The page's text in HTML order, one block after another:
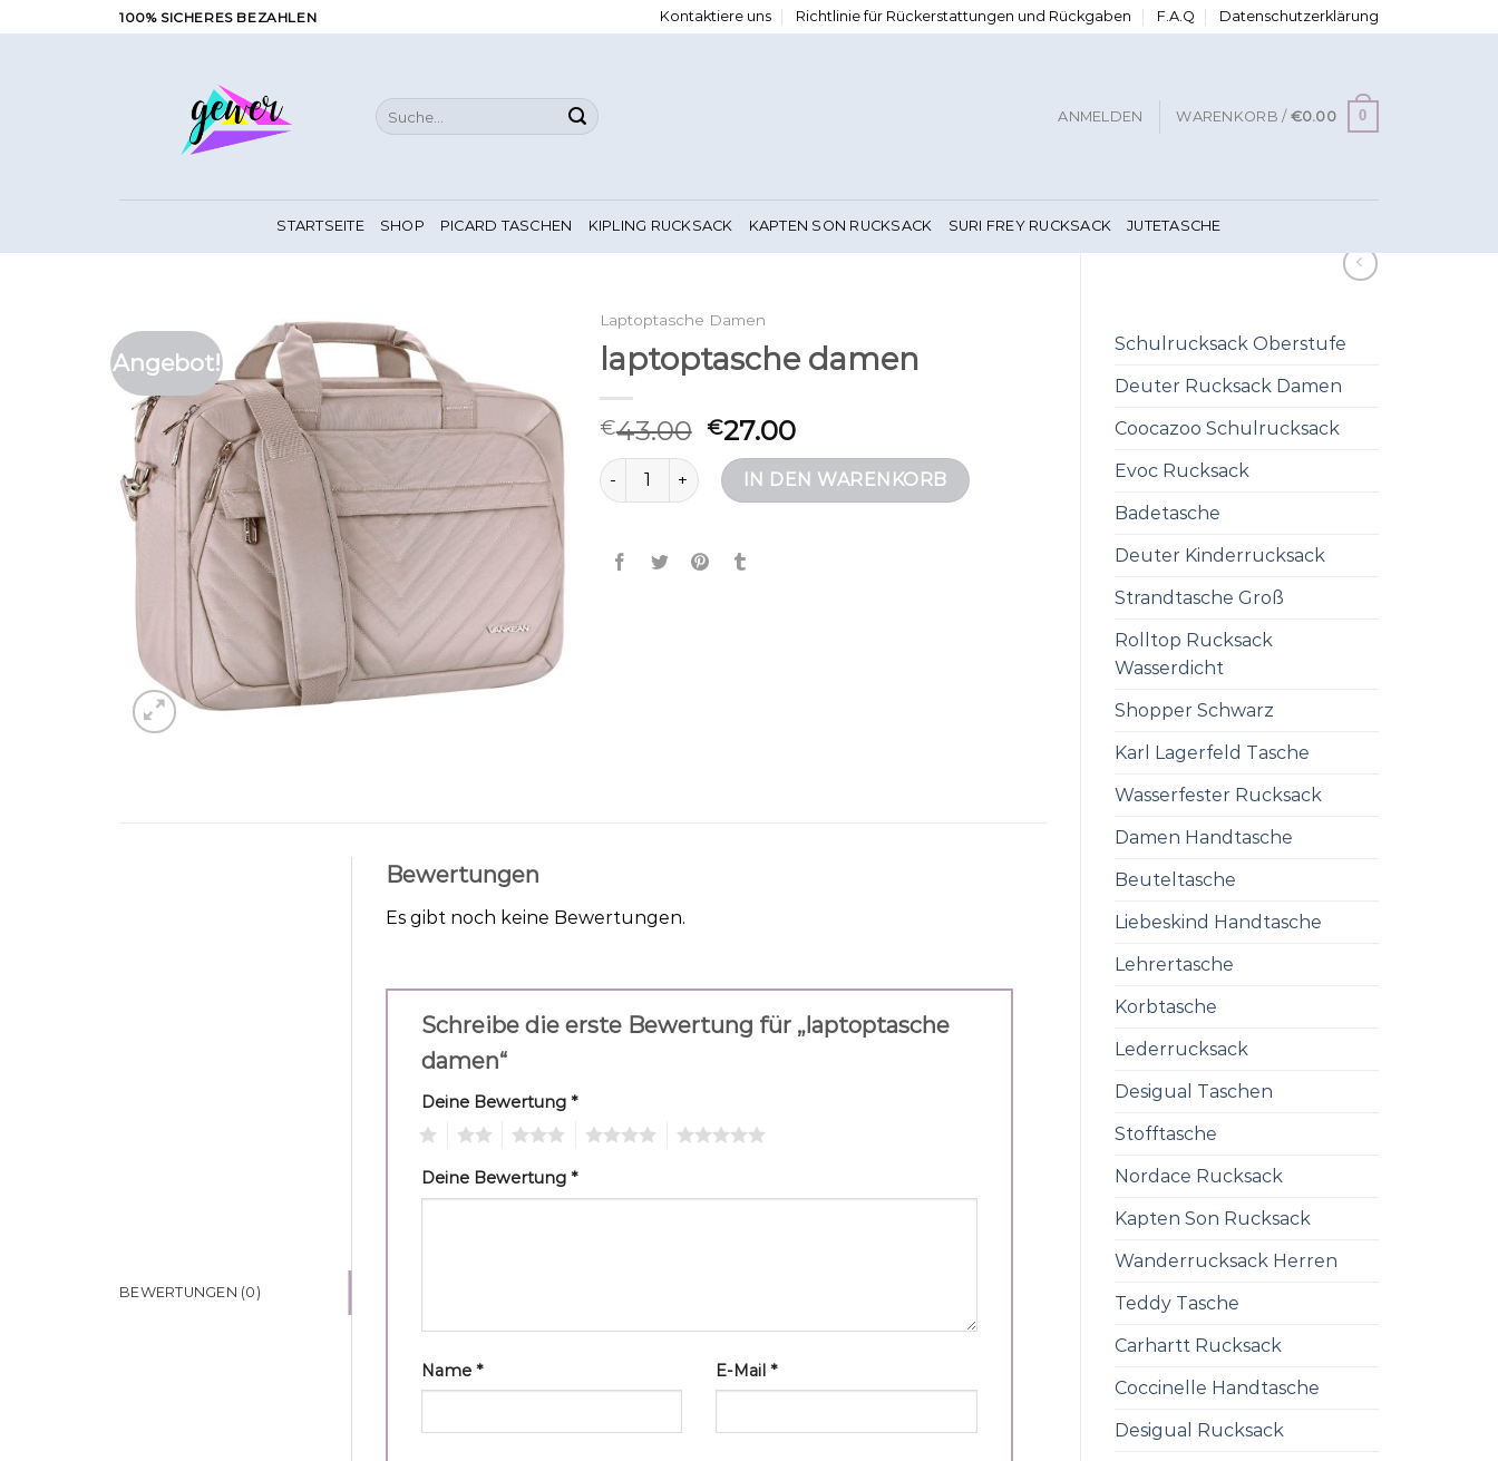
Inhalt
100% SICHERES BEZAHLEN Kontaktiere uns Richtlinie für Rückerstattungen und Rückgaben F.A.Q Datenschutzerklärung
Suche
nach:
ANMELDEN WARENKORB / €0.00 0
STARTSEITE SHOP PICARD TASCHEN KIPLING RUCKSACK KAPTEN SON RUCKSACK SURI FREY RUCKSACK JUTETASCHE
Schulrucksack Oberstufe
Deuter Rucksack Damen
Coocazoo Schulrucksack
Evoc Rucksack
Badetasche
Deuter Kinderrucksack
Strandtasche Groß
Rolltop Rucksack
Wasserdicht
Shopper Schwarz
Karl Lagerfeld Tasche
Wasserfester Rucksack
Damen Handtasche
Beuteltasche
Liebeskind Handtasche
Lehrertasche
Korbtasche
Lederrucksack
Desigual Taschen
Stofftasche
Nordace Rucksack
Kapten Son Rucksack
Wanderrucksack Herren
Teddy Tasche
Carhartt Rucksack
Coccinelle Handtasche
Desigual Rucksack
Angebot!
Laptoptasche Damen
laptoptasche damen
€43.00 €27.00
laptoptasche damen MengeIN DEN WARENKORB
BEWERTUNGEN (0)
Bewertungen
Es gibt noch keine Bewertungen.
Schreibe die erste Bewertung für „laptoptasche
damen“
Deine Bewertung *
Deine Bewertung *
Name * E-Mail*